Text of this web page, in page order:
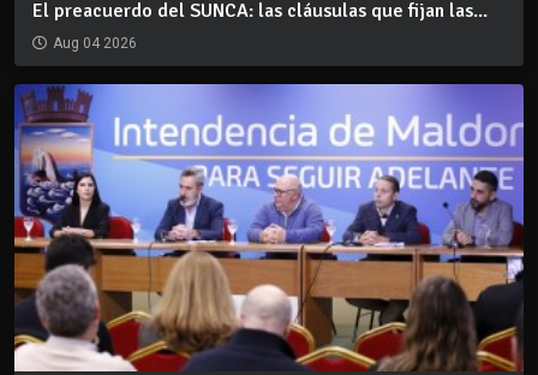
El preacuerdo del SUNCA: las cláusulas que fijan las...
Aug 04 2026